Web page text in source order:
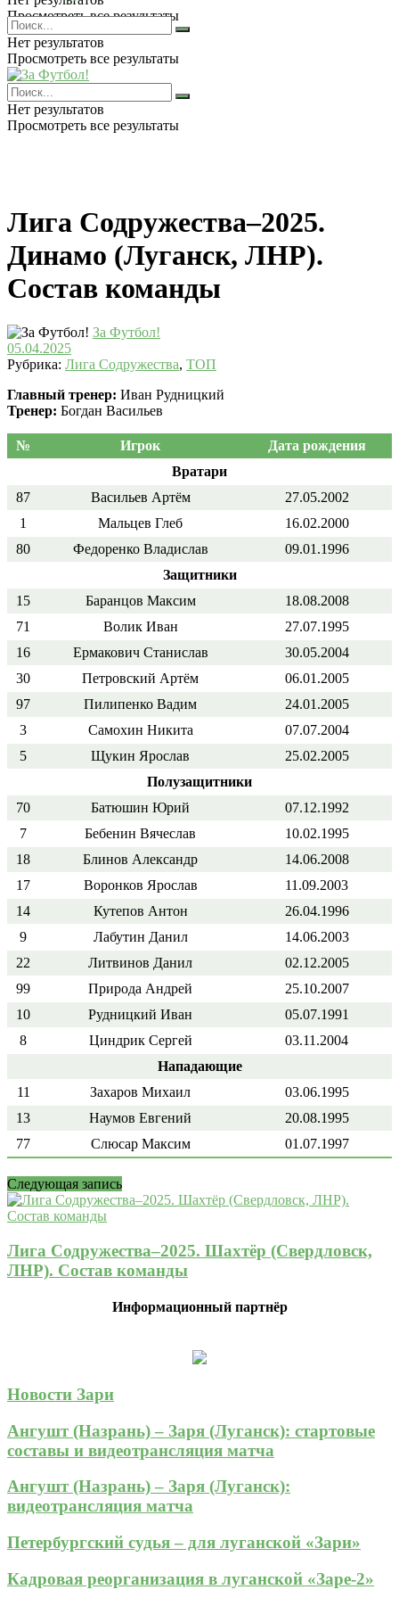
Просмотреть все результаты
Нет результатов
Просмотреть все результаты
Нет результатов
Просмотреть все результаты
Лига Содружества–2025.
Динамо (Луганск, ЛНР).
Состав команды
За Футбол!
05.04.2025
Рубрика: Лига Содружества, ТОП
Главный тренер: Иван Рудницкий
Тренер: Богдан Васильев
№ Игрок
Дата рождения
Вратари
87
Васильев Артём
27.05.2002
1
Мальцев Глеб
16.02.2000
80
Федоренко Владислав
09.01.1996
Защитники
15
Баранцов Максим
18.08.2008
71
Волик Иван
27.07.1995
16
Ермакович Станислав
30.05.2004
30
Петровский Артём
06.01.2005
97
Пилипенко Вадим
24.01.2005
3
Самохин Никита
07.07.2004
5
Щукин Ярослав
25.02.2005
Полузащитники
70
Батюшин Юрий
07.12.1992
7
Бебенин Вячеслав
10.02.1995
18
Блинов Александр
14.06.2008
17
Воронков Ярослав
11.09.2003
14
Кутепов Антон
26.04.1996
9
Лабутин Данил
14.06.2003
22
Литвинов Данил
02.12.2005
99
Природа Андрей
25.10.2007
10
Рудницкий Иван
05.07.1991
8
Циндрик Сергей
03.11.2004
Нападающие
11
Захаров Михаил
03.06.1995
13
Наумов Евгений
20.08.1995
77
Слюсар Максим 01.07.1997
Следующая запись
Лига Содружества–2025. Шахтёр (Свердловск,
ЛНР). Состав команды
Информационный партнёр
Новости Зари
Ангушт (Назрань) – Заря (Луганск): стартовые
составы и видеотрансляция матча
Ангушт (Назрань) – Заря (Луганск):
видеотрансляция матча
Петербургский судья – для луганской «Зари»
Кадровая реорганизация в луганской «Заре-2»